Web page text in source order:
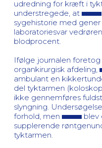
udredning for kræft i
understregede, at
sygehistorie med
laboratoriesvar
blodprocent.
Ifølge journalen
organkirurgisk afdeling,
ambulant en
del tyktarmen
ikke gennemføres
slyngning.
forhold, men
blev
supplerende
tyktarmen.